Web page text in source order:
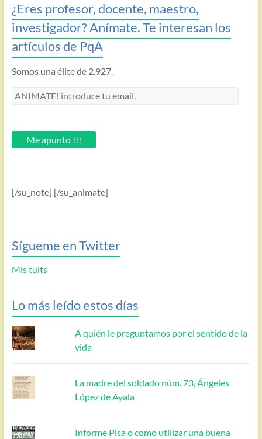
¿Eres profesor, docente, maestro,
investigador? Anímate. Te interesan los
artículos de PqA
Somos una élite de 2.927.
ANIMATE!
email.Me apunto !!!
[/su_note] [/su_animate]
Sígueme en Twitter
Mis tuits
Lo más leído estos días
A quién le preguntamos por el sentido de la
vida
La madre del soldado núm. 73, Ángeles
López de Ayala
Informe Pisa o como utilizar una buena